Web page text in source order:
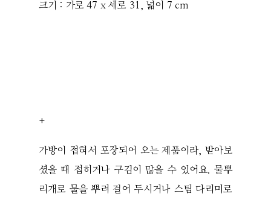
크기 : 가로 47 x 세로 31, 넓이 7 cm
+
가방이 접혀서 포장되어 오는 제품이라, 받아보
셨을 때 접히거나 구김이 많을 수 있어요. 물뿌
리개로 물을 뿌려 걸어 두시거나 스팀 다리미로